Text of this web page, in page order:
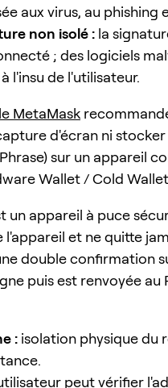
aux virus, au phishing
non isolé : la
; des logiciels
l'insu de l'utilisateur.
MetaMask
d'écran ni
sur un appareil
Wallet / Cold
un appareil à puce
et ne quitte
double confirmation
puis est renvoyée
: isolation physique du
peut vérifier